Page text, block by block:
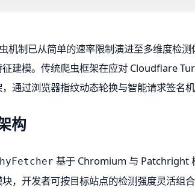
机制已从简单的速率限制演进至多维度检
征建模。传统爬虫框架在应对 Cloudflare
通过浏览器指纹动态轮换与智能请求签名
构
基于 Chromium 与 Patchright
，开发者可按目标站点的检测强度灵活组合